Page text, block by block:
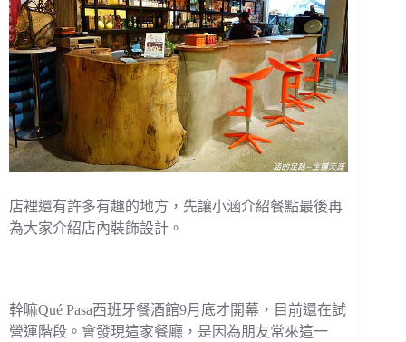
店裡還有許多有趣的地方，先讓小涵介紹餐點最後再
為大家介紹店內裝飾設計。
幹嘛Qué Pasa西班牙餐酒館9月底才開幕，目前還在試
營運階段。會發現這家餐廳，是因為朋友常來這一